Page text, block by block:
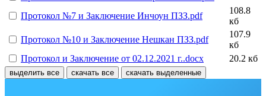
Протокол №7 и Заключение Инчоун ПЗЗ.pdf
108.8
кб
Протокол №10 и Заключение Нешкан ПЗЗ.pdf
107.9
кб
Протокол и Заключение от 02.12.2021 г..docx
20.2 кб
выделить все скачать все скачать выделенные